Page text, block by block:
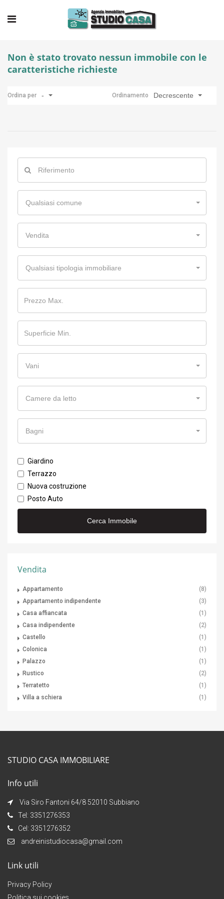
Non è stato trovato nessun immobile con le
caratteristiche richieste
Ordina per - Ordinamento Decrescente
Qualsiasi comune
Vendita
Qualsiasi tipologia immobiliare
Vani
Camere da letto
Bagni
Giardino
Terrazzo
Nuova costruzione
Posto Auto
Vendita
Appartamento
(8)
Appartamento indipendente
(3)
Casa affiancata
(1)
Casa indipendente
(2)
Castello
(1)
Colonica
(1)
Palazzo
(1)
Rustico
(2)
Terratetto
(1)
Villa a schiera
(1)
STUDIO CASA IMMOBILIARE
Info utili
Via Siro Fantoni 64/8 52010 Subbiano
Tel: 3351276353
Cel: 3351276352
andreinistudiocasa@gmail.com
Link utili
Privacy Policy